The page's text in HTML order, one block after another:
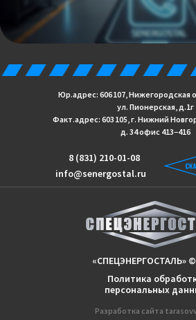
Разработка сайтa
Политика
персональных
«СПЕЦЭНЕРГОСТАЛЬ» ©
info@senergostal.ru
8 (831) 210-01-08
Юр.адрес: 606 107, Нижегородская
ул. Пионерская, д.1г
Факт.адрес: 603 105, г. Нижний
д. 34 офис 413−416